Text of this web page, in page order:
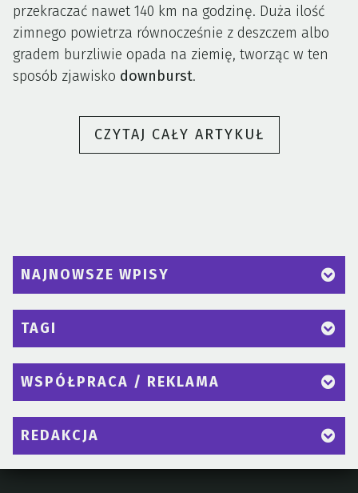
przekraczać nawet 140 km na godzinę. Duża ilość
zimnego powietrza równocześnie z deszczem albo
gradem burzliwie opada na ziemię, tworząc w ten
sposób zjawisko downburst.
CZYTAJ CAŁY ARTYKUŁ
TO
NAJNOWSZE WPISY
TAGI
WSPÓŁPRACA / REKLAMA
REDAKCJA